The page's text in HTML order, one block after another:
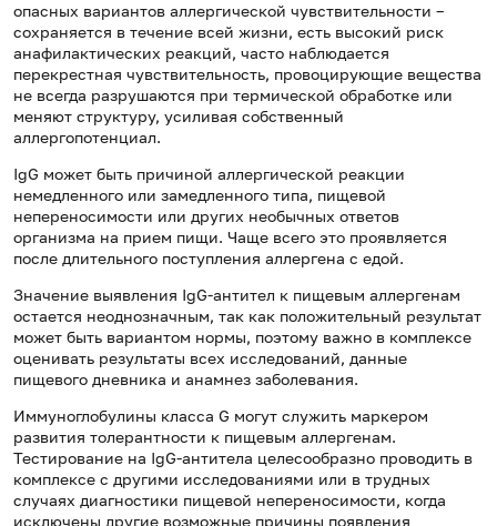
опасных вариантов аллергической чувствительности –
сохраняется в течение всей жизни, есть высокий риск
анафилактических реакций, часто наблюдается
перекрестная чувствительность, провоцирующие вещества
не всегда разрушаются при термической обработке или
меняют структуру, усиливая собственный
аллергопотенциал.
IgG может быть причиной аллергической реакции
немедленного или замедленного типа, пищевой
непереносимости или других необычных ответов
организма на прием пищи. Чаще всего это проявляется
после длительного поступления аллергена с едой.
Значение выявления IgG-антител к пищевым аллергенам
остается неоднозначным, так как положительный результат
может быть вариантом нормы, поэтому важно в комплексе
оценивать результаты всех исследований, данные
пищевого дневника и анамнез заболевания.
Иммуноглобулины класса G могут служить маркером
развития толерантности к пищевым аллергенам.
Тестирование на IgG-антитела целесообразно проводить в
комплексе с другими исследованиями или в трудных
случаях диагностики пищевой непереносимости, когда
исключены другие возможные причины появления